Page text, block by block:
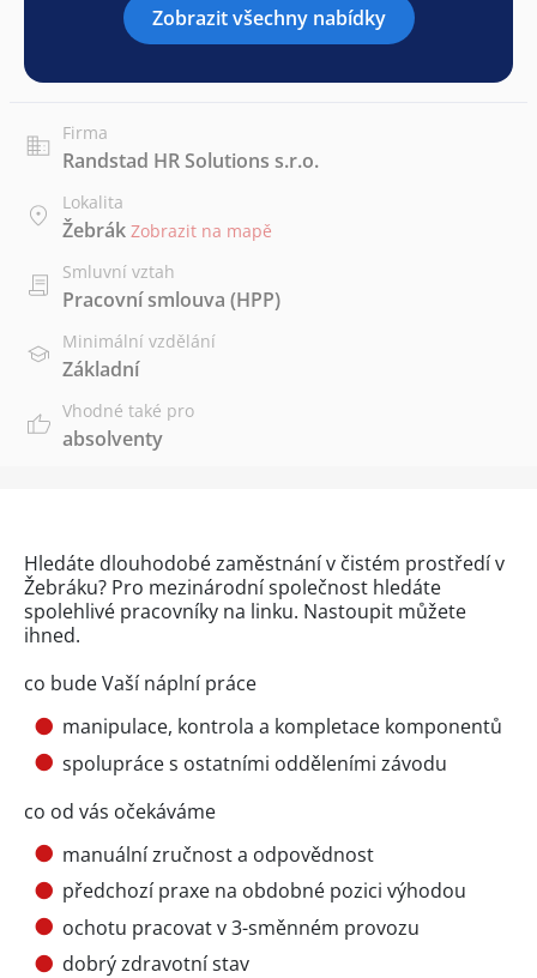
Zobrazit všechny nabídky
Firma
Randstad HR Solutions s.r.o.
Lokalita
Žebrák Zobrazit na mapě
Smluvní vztah
Pracovní smlouva (HPP)
Minimální vzdělání
Základní
Vhodné také pro
absolventy
Hledáte dlouhodobé zaměstnání v čistém prostředí v
Žebráku? Pro mezinárodní společnost hledáte
spolehlivé pracovníky na linku. Nastoupit můžete
ihned.
co bude Vaší náplní práce
manipulace, kontrola a kompletace komponentů
spolupráce s ostatními odděleními závodu
co od vás očekáváme
manuální zručnost a odpovědnost
předchozí praxe na obdobné pozici výhodou
ochotu pracovat v 3-směnném provozu
dobrý zdravotní stav